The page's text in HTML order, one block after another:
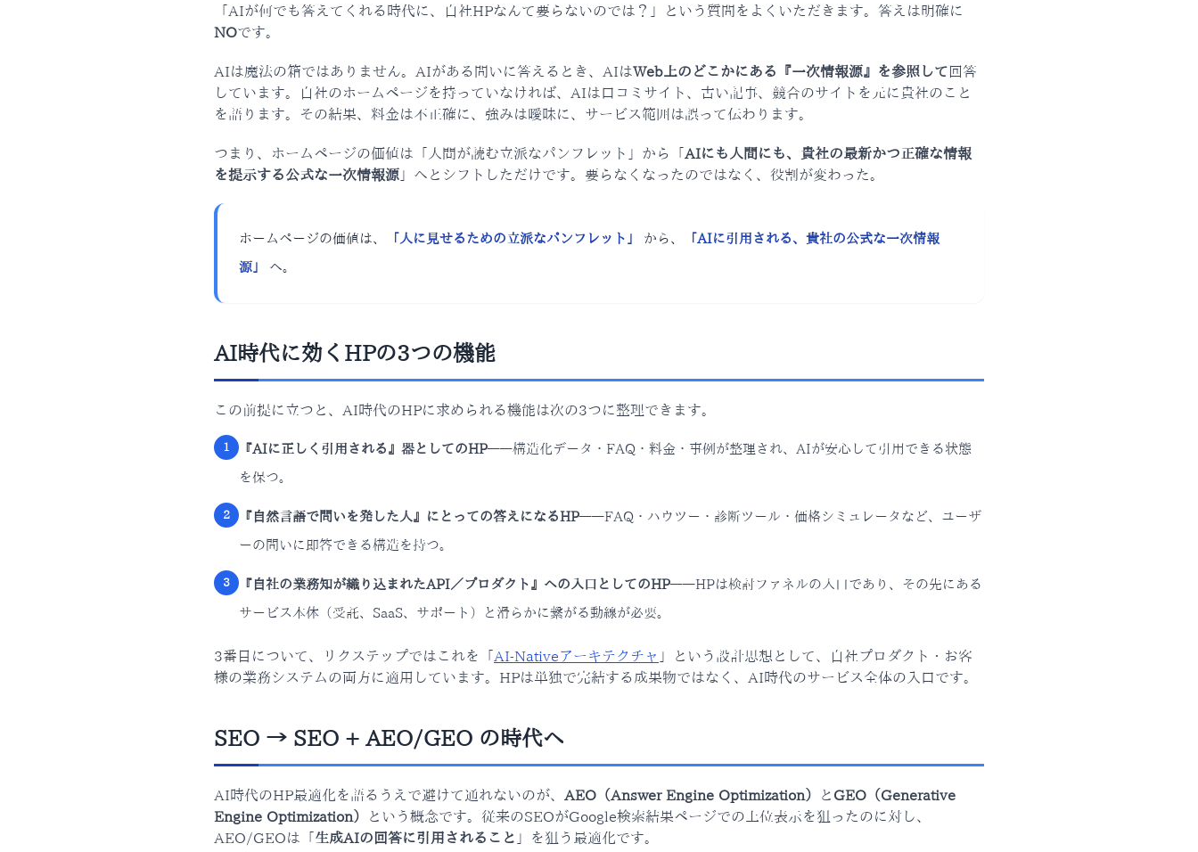
「AIが何でも答えてくれる時代に、自社HPなんて要らないのでは？」という質問をよくいただきます。答えは明確に
NOです。
AIは魔法の箱ではありません。AIがある問いに答えるとき、AIはWeb上のどこかにある『一次情報源』を参照して 回答
しています。自社のホームページを持っていなければ、AIは口コミサイト、古い記事、競合のサイトを元に貴社のこと
を語ります。その結果、料金は不正確に、強みは曖昧に、サービス範囲は誤って伝わります。
つまり、ホームページの価値は「人間が読む立派なパンフレット」から「
AIにも人間にも、貴社の最新かつ正確な情報
を提示する公式な一次情報源 」へとシフトしただけです。要らなくなったのではなく、役割が変わった。
ホームページの価値は、 「人に見せるための立派なパンフレット」 から、 「AIに引用される、貴社の公式な一次情報
源」 へ。
AI時代に効くHPの3つの機能
この前提に立つと、AI時代のHPに求められる機能は次の3つに整理できます。
1 『AIに正しく引用される』器としてのHP——構造化データ・FAQ・料金・事例が整理され、AIが安心して引用できる状態
を保つ。
2 『自然言語で問いを発した人』にとっての答えになるHP——FAQ・ハウツー・診断ツール・価格シミュレータなど、ユーザ
ーの問いに即答できる構造を持つ。
3 『自社の業務知が織り込まれたAPI／プロダクト』への入口としてのHP——HPは検討ファネルの入口であり、その先にある
サービス本体（受託、SaaS、サポート）と滑らかに繋がる動線が必要。
3番目について、リクステップではこれを「 AI-Nativeアーキテクチャ 」という設計思想として、自社プロダクト・お客
様の業務システムの両方に適用しています。HPは単独で完結する成果物ではなく、AI時代のサービス全体の入口です。
SEO → SEO + AEO/GEO の時代へ
AI時代のHP最適化を語るうえで避けて通れないのが、 AEO（Answer Engine Optimization） と GEO（Generative
Engine Optimization）
という概念です。従来のSEOがGoogle検索結果ページでの上位表示を狙ったのに対し、
AEO/GEOは「 生成AIの回答に引用されること 」を狙う最適化です。